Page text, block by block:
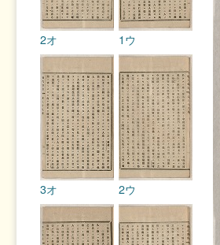
1ウ
2オ
2ウ
3オ